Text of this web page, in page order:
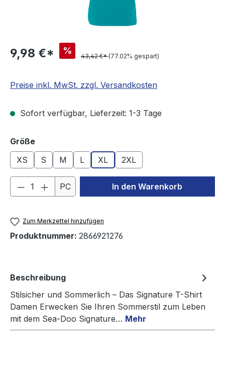
9,98 €* %
43,42 €*(77.02% gespart)
Preise inkl. MwSt. zzgl. Versandkosten
Sofort verfügbar, Lieferzeit: 1-3 Tage
Größeauswählen
XS
S M L XL 2XL
Produkt Anzahl: Gib den
PC In den Warenkorb
Zum Merkzettel hinzufügen
Produktnummer: 2866921276
Beschreibung
Stilsicher und Sommerlich – Das Signature T-Shirt
Damen Erwecken Sie Ihren Sommerstil zum Leben
mit dem Sea-Doo Signature… Mehr